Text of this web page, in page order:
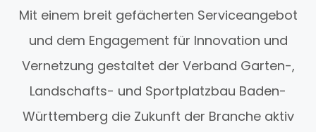
Mit einem breit gefächerten Serviceangebot
und dem Engagement für Innovation und
Vernetzung gestaltet der Verband Garten-,
Landschafts- und Sportplatzbau Baden-
Württemberg die Zukunft der Branche aktiv